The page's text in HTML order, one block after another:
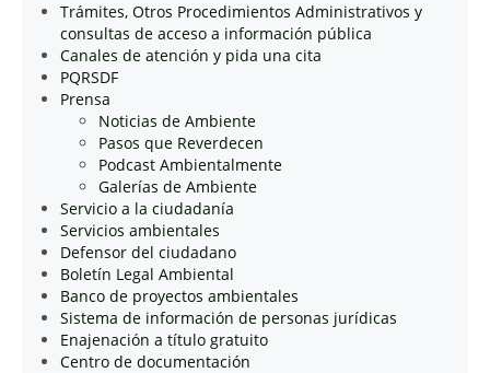
Trámites, Otros Procedimientos Administrativos y
consultas de acceso a información pública
Canales de atención y pida una cita
PQRSDF
Prensa
Noticias de Ambiente
Pasos que Reverdecen
Podcast Ambientalmente
Galerías de Ambiente
Servicio a la ciudadanía
Servicios ambientales
Defensor del ciudadano
Boletín Legal Ambiental
Banco de proyectos ambientales
Sistema de información de personas jurídicas
Enajenación a título gratuito
Centro de documentación